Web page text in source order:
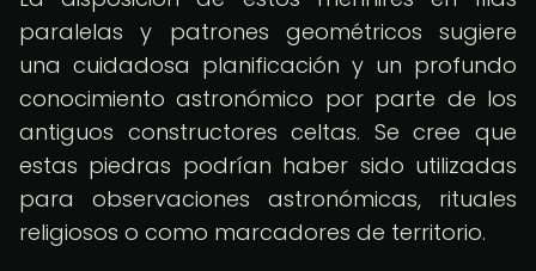
paralelas y patrones geométricos sugiere
una cuidadosa planificación y un profundo
conocimiento astronómico por parte de los
antiguos constructores celtas. Se cree que
estas piedras podrían haber sido utilizadas
para observaciones astronómicas, rituales
religiosos o como marcadores de territorio.